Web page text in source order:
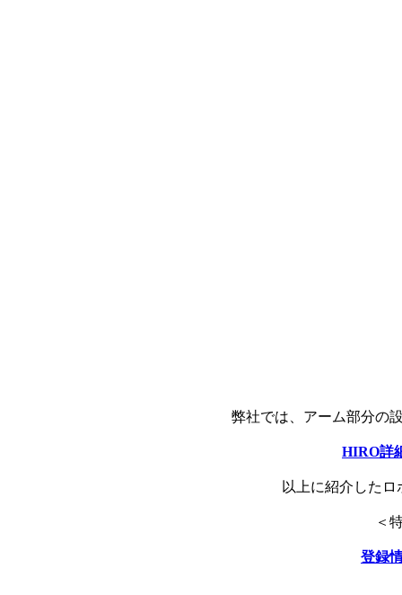
弊社では、アーム部分の
HIRO詳
以上に紹介した
＜
登録